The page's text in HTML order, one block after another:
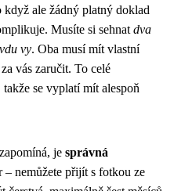
když ale žádný platný doklad
Musíte si sehnat dva
vy. Oba musí mít vlastní
vás zaručit. To celé
se vyplatí mít alespoň
je správná
– nemůžete přijít s fotkou ze